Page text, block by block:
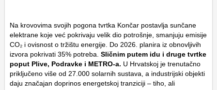
Na krovovima svojih pogona tvrtka Končar postavlja sunčane
elektrane koje već pokrivaju velik dio potrošnje, smanjuju emisije
CO₂ i ovisnost o tržištu energije. Do 2026. planira iz obnovljivih
izvora pokrivati 35% potreba. Sličnim putem idu i druge tvrtke
poput Plive, Podravke i METRO-a. U Hrvatskoj je trenutačno
priključeno više od 27.000 solarnih sustava, a industrijski objekti
daju značajan doprinos energetskoj tranziciji – tiho, ali